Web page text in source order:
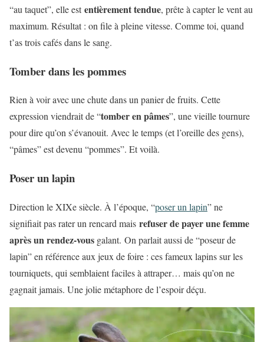
“au taquet”, elle estentièrement tendue, prête à capter le vent au
maximum. Résultat : on file à pleine vitesse. Comme toi, quand
t’as trois cafés dans le sang.
Tomber dans les pommes
Rien à voir avec une chute dans un panier de fruits. Cette
expression viendrait de “tomber en pâmes”, une vieille tournure
pour dire qu’on s’évanouit. Avec le temps (et l’oreille des gens),
“pâmes” est devenu “pommes”. Et voilà.
Poser un lapin
Direction le XIXe siècle. À l’époque, “poser un lapin” ne
signifiait pas rater un rencard mais refuser de payer une femme
après un rendez-vous galant. On parlait aussi de “poseur de
lapin” en référence aux jeux de foire : ces fameux lapins sur les
tourniquets, qui semblaient faciles à attraper… mais qu’on ne
gagnait jamais. Une jolie métaphore de l’espoir déçu.